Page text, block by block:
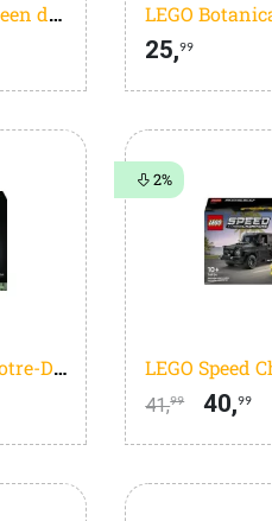
LEGO Harry Potter Steen der Wijzen - 76466
25,99
LEGO Architecture Notre-Dame van Parijs - 21061
41,99 40,99
2%